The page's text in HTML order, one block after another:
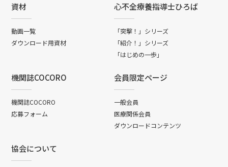
資材
動画一覧
ダウンロード用資材
心不全療養指導士ひろば
「突撃！」シリーズ
「紹介！」シリーズ
「はじめの一歩」
機関誌COCORO
機関誌COCORO
応募フォーム
会員限定ページ
一般会員
医療関係会員
ダウンロードコンテンツ
協会について